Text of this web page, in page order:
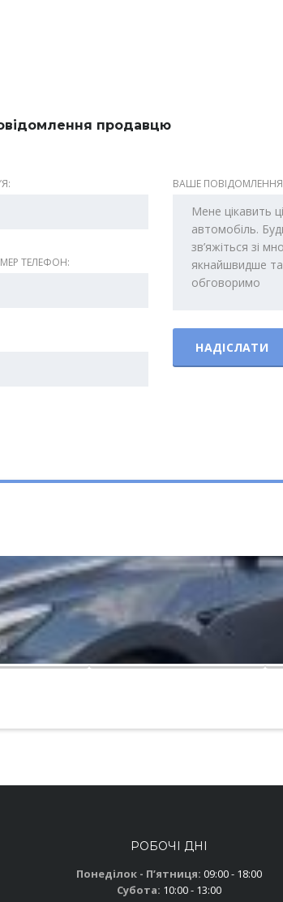
продавцю
ТЕЛЕФОН:
ВАШЕ ПОВІДОМЛЕННЯ
РОБОЧІ ДНІ
Понеділок - Пʼятниця: 09:00 - 18:00
Субота: 10:00 - 13:00